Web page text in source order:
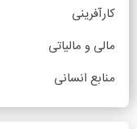
کارآفرینی
مالی و مالیاتی
منابع انسانی